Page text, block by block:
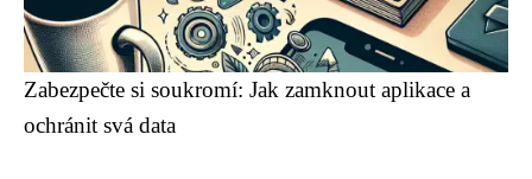
Zabezpečte si soukromí: Jak zamknout aplikace a
ochránit svá data